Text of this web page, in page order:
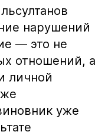
нарушений
— это не
отношений, а
личной
уже